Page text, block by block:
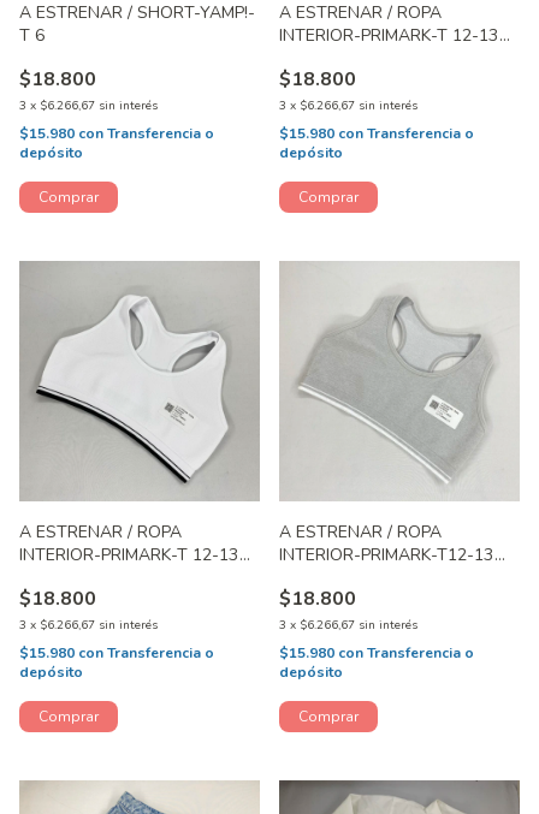
A ESTRENAR / SHORT-YAMP!-
T 6
$18.800
3 x $6.266,67 sin interés
$15.980 conTransferencia o
depósito
A ESTRENAR / ROPA
INTERIOR-PRIMARK-T 12-13
$18.800
3 x $6.266,67 sin interés
$15.980 conTransferencia o
depósito
A ESTRENAR / ROPA
INTERIOR-PRIMARK-T 12-13
$18.800
3 x $6.266,67 sin interés
$15.980 conTransferencia o
depósito
A ESTRENAR / ROPA
INTERIOR-PRIMARK-T12-13
$18.800
3 x $6.266,67 sin interés
$15.980 conTransferencia o
depósito